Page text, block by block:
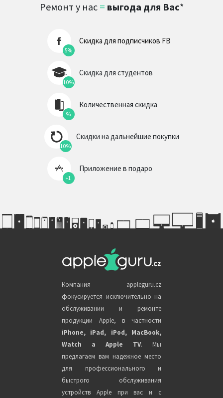
Ремонт у нас = выгода для Вас*
5%
Скидка для подписчиков FB
10%
Скидка для студентов
%
Количественная скидка
10%
Скидки на дальнейшие покупки
+1
Приложение в подаро
Компания appleguru.cz
фокусируется исключительно на
обслуживании и ремонте
продукции Apple, в частности
iPhone, iPad, iPod, MacBook,
Watch a Apple TV. Мы
предлагаем вам надежное место
для профессионального и
быстрого обслуживания
устройств Apple при вас и с